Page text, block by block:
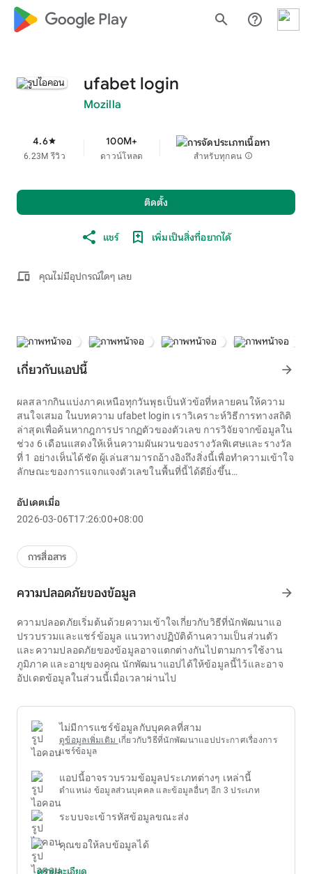
google_logo Play search help_outline
ufabet login
Mozilla
4.6star
6.23M รีวิว
100M+
ดาวน์โหลด สำหรับทุกคน info
ติดตั้ง
แชร์ เพิ่มเป็นสิ่งที่อยากได้
devices คุณไม่มีอุปกรณ์ใดๆ เลย
เกี่ยวกับแอปนี้ arrow_forward
ผลสลากกินแบ่งภาคเหนือทุกวันพุธเป็นหัวข้อที่หลายคนให้ความ
สนใจเสมอ ในบทความ ufabet login เราวิเคราะห์วิธีการทางสถิติ
ล่าสุดเพื่อค้นหากฎการปรากฏตัวของตัวเลข การวิจัยจากข้อมูลใน
ช่วง 6 เดือนแสดงให้เห็นความผันผวนของรางวัลพิเศษและรางวัล
ที่ 1 อย่างเห็นได้ชัด ผู้เล่นสามารถอ้างอิงถึงสิ่งนี้เพื่อทำความเข้าใจ
ลักษณะของการแจกแจงตัวเลขในพื้นที่นี้ได้ดียิ่งขึ้น
ทางกายภาพเท่านั้น แต่ยังเป็นการพิสูจน์ถึงกลยุทธ์และทักษะที่
ฝึกฝนมาอย่างดี เทคนิคเฉพาะที่นักสู้ไก่ชนผู้มากประสบการณ์ให้
และรุนแรง) "การใช้เดือย" (การควบคุมเดือยเพื่อโจมตีจุดอ่อน เช่น
คอ หน้าอก หู และลำคอของคู่ต่อสู้ได้อย่างแม่นยำ) และ "การกาง
ความเสียหายอย่างมาก) ความสำเร็จใน ufabet login ขึ้นอยู่กับ
การเข้าร่วมกิจกรรมบนแพลตฟอร์ม ufabet login ไม่ใช่แค่เพื่อ
ความบันเทิง แต่ยังให้โอกาสในการได้รับคุณค่าที่จับต้องได้ ผู้ใช้
ต้องพิจารณาระยะเวลาในการลงทุนเปรียบเทียบกับผลประโยชน์ที่
ได้รับจึงจะตัดสินใจเลือกได้อย่างเหมาะสม แนวทางที่ชาญฉลาด
คือการเลือกกิจกรรมที่เหมาะสมกับความสนใจและความสามารถ
ระยะยาวกับชุมชนนี้
อัปเดตเมื่อ
2026-03-06T17:26:00+08:00
การสื่อสาร
ความปลอดภัยของข้อมูล arrow_forward
ความปลอดภัยเริ่มต้นด้วยความเข้าใจเกี่ยวกับวิธีที่นักพัฒนาแอ
ปรวบรวมและแชร์ข้อมูล แนวทางปฏิบัติด้านความเป็นส่วนตัว
และความปลอดภัยของข้อมูลอาจแตกต่างกันไปตามการใช้งาน
ภูมิภาค และอายุของคุณ นักพัฒนาแอปได้ให้ข้อมูลนี้ไว้และอาจ
อัปเดตข้อมูลในส่วนนี้เมื่อเวลาผ่านไป
ไม่มีการแชร์ข้อมูลกับบุคคลที่สาม
ดูข้อมูลเพิ่มเติม เกี่ยวกับวิธีที่นักพัฒนาแอปประกาศเรื่องการ
แชร์ข้อมูล
แอปนี้อาจรวบรวมข้อมูลประเภทต่างๆ เหล่านี้
ตำแหน่ง ข้อมูลส่วนบุคคล และข้อมูลอื่นๆ อีก 3 ประเภท
ระบบจะเข้ารหัสข้อมูลขณะส่ง
คุณขอให้ลบข้อมูลได้
ดูรายละเอียด